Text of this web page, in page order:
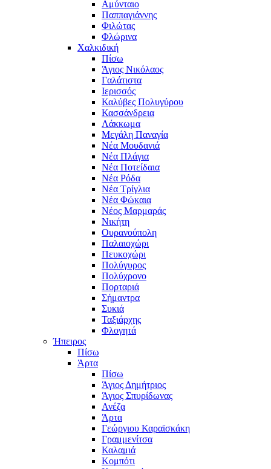
Αμύνταιο
Παππαγιάννης
Φιλώτας
Φλώρινα
Χαλκιδική
Πίσω
Άγιος Νικόλαος
Γαλάτιστα
Ιερισσός
Καλύβες Πολυγύρου
Κασσάνδρεια
Λάκκωμα
Μεγάλη Παναγία
Νέα Μουδανιά
Νέα Πλάγια
Νέα Ποτείδαια
Νέα Ρόδα
Νέα Τρίγλια
Νέα Φώκαια
Νέος Μαρμαράς
Νικήτη
Ουρανούπολη
Παλαιοχώρι
Πευκοχώρι
Πολύγυρος
Πολύχρονο
Πορταριά
Σήμαντρα
Συκιά
Ταξιάρχης
Φλογητά
Ήπειρος
Πίσω
Άρτα
Πίσω
Άγιος Δημήτριος
Άγιος Σπυρίδωνας
Ανέζα
Άρτα
Γεώργιου Καραϊσκάκη
Γραμμενίτσα
Καλαμιά
Κομπότι